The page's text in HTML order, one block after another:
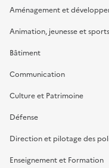
Aménagement et
Animation, jeunesse et sports
Bâtiment
Communication
Culture et Patrimoine
Défense
Direction et pilotage des
Enseignement et Formation